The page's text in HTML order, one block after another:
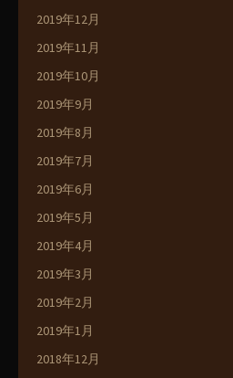
2019年12月
2019年11月
2019年10月
2019年9月
2019年8月
2019年7月
2019年6月
2019年5月
2019年4月
2019年3月
2019年2月
2019年1月
2018年12月